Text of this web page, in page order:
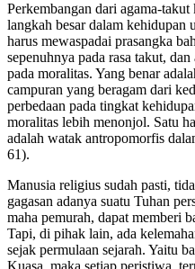
Perkembangan dari agama-takut
langkah besar dalam kehidupan
harus mewaspadai prasangka
sepenuhnya pada rasa takut,
pada moralitas. Yang benar
campuran yang beragam dari
perbedaan pada tingkat
moralitas lebih menonjol. Satu
adalah watak antropomorfis
61).
Manusia religius sudah pasti,
gagasan adanya suatu Tuhan
maha pemurah, dapat memberi
Tapi, di pihak lain, ada
sejak permulaan sejarah. Yaitu